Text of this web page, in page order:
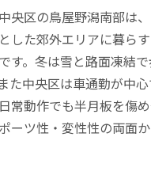
央区の鳥屋野潟南部は
した郊外エリアに暮ら
す。冬は雪と路面凍結
た中央区は車通勤が中
常動作でも半月板を傷
ーツ性・変性性の両面